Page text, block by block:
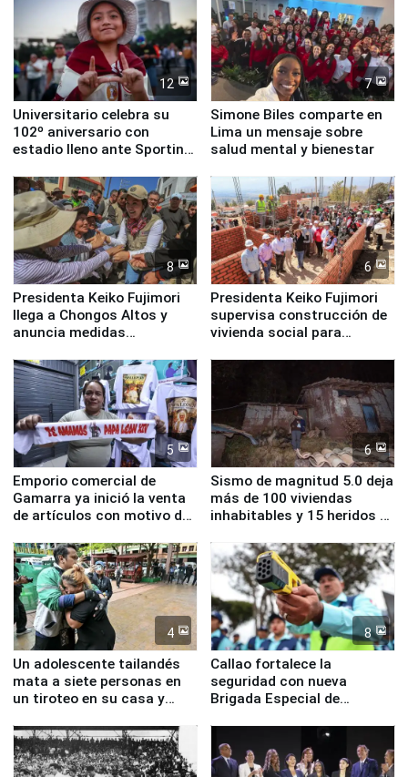
12
Universitario celebra su
102º aniversario con
estadio lleno ante Sporting
7
Simone Biles comparte en
Lima un mensaje sobre
salud mental y bienestar
8
Presidenta Keiko Fujimori
llega a Chongos Altos y
anuncia medidas
educación, salud y empleo
6
Presidenta Keiko Fujimori
supervisa construcción de
vivienda social para
5
Emporio comercial de
Gamarra ya inició la venta
de artículos con motivo de
6
Sismo de magnitud 5.0 deja
más de 100 viviendas
inhabitables y 15 heridos en
4
Un adolescente tailandés
mata a siete personas en
un tiroteo en su casa y
8
Callao fortalece la
seguridad con nueva
Brigada Especial de
equipamiento para
Serenazgo